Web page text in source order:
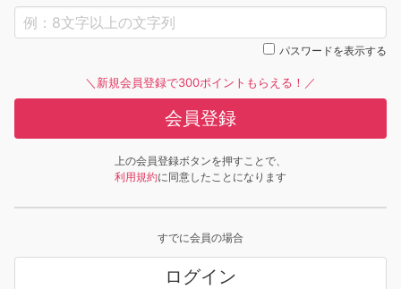
パスワードを表示する
＼新規会員登録で300ポイントもらえる！／
会員登録
上の会員登録ボタンを押すことで、
利用規約に同意したことになります
すでに会員の場合
ログイン